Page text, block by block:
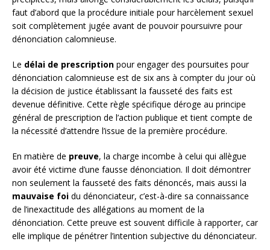
faut d’abord que la procédure initiale pour harcèlement sexuel
soit complètement jugée avant de pouvoir poursuivre pour
dénonciation calomnieuse.
Le délai de prescription pour engager des poursuites pour
dénonciation calomnieuse est de six ans à compter du jour où
la décision de justice établissant la fausseté des faits est
devenue définitive. Cette règle spécifique déroge au principe
général de prescription de l’action publique et tient compte de
la nécessité d’attendre l’issue de la première procédure.
En matière de preuve, la charge incombe à celui qui allègue
avoir été victime d’une fausse dénonciation. Il doit démontrer
non seulement la fausseté des faits dénoncés, mais aussi la
mauvaise foi du dénonciateur, c’est-à-dire sa connaissance
de l’inexactitude des allégations au moment de la
dénonciation. Cette preuve est souvent difficile à rapporter, car
elle implique de pénétrer l’intention subjective du dénonciateur.